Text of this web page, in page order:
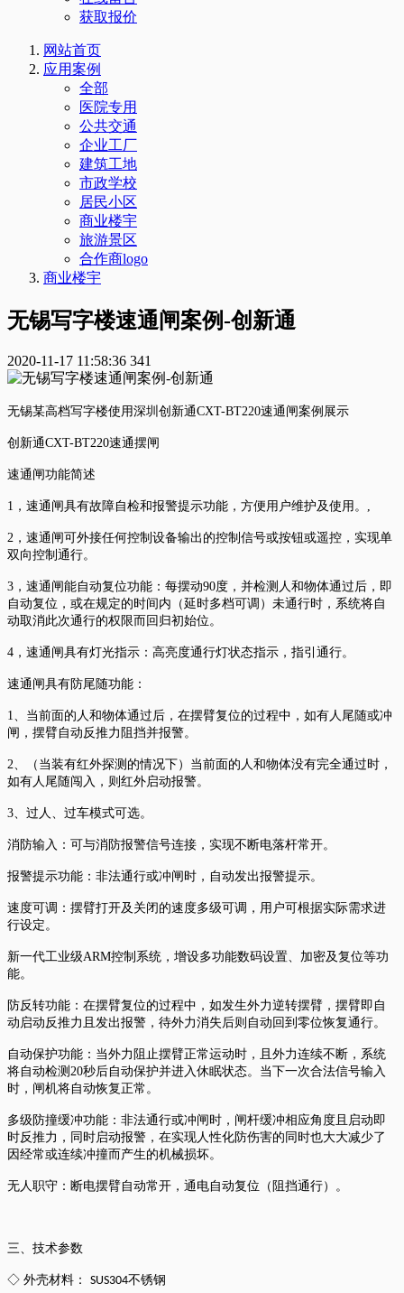
获取报价
网站首页
应用案例
全部
医院专用
公共交通
企业工厂
建筑工地
市政学校
居民小区
商业楼宇
旅游景区
合作商logo
商业楼宇
无锡写字楼速通闸案例-创新通
2020-11-17 11:58:36 341
无锡某高档写字楼使用深圳创新通CXT-BT220速通闸案例展示
创新通CXT-BT220速通摆闸
速通闸功能简述
1，速通闸具有故障自检和报警提示功能，方便用户维护及使用。,
2， 速通闸可外接任何控制设备输出的控制信号或按钮或遥控，实现单
双向控制通行。
3，速通闸能自动复位功能：每摆动90度，并检测人和物体通过后，即
自动复位，或在规定的时间内（延时多档可调）未通行时，系统将自
动取消此次通行的权限而回归初始位。
4， 速通闸具有灯光指示：高亮度通行灯状态指示，指引通行。
速通闸具有防尾随功能：
1
、当前面的人和物体通过后，在摆臂复位的过程中，如有人尾随或冲
闸，摆臂自动反推力阻挡并报警。
2 、（当装有红外探测的情况下）当前面的人和物体没有完全通过时，
如有人尾随闯入，则红外启动报警。
3 、过人、过车模式可选。
消防输入：可与消防报警信号连接，实现不断电落杆常开。
报警提示功能：非法通行或冲闸时，自动发出报警提示。
速度可调：摆臂打开及关闭的速度多级可调，用户可根据实际需求进
行设定。
新一代工业级ARM控制系统，增设多功能数码设置、加密及复位等功
能。
防反转功能：在摆臂复位的过程中，如发生外力逆转摆臂，摆臂即自
动启动反推力且发出报警，待外力消失后则自动回到零位恢复通行。
自动保护功能：当外力阻止摆臂正常运动时，且外力连续不断，系统
将自动检测 20秒后自动保护并进入休眠状态。当下一次合法信号输入
时，闸机将自动恢复正常。
多级防撞缓冲功能：非法通行或冲闸时，闸杆缓冲相应角度且启动即
时反推力，同时启动报警，在实现人性化防伤害的同时也大大减少了
因经常或连续冲撞而产生的机械损坏。
无人职守：断电摆臂自动常开，通电自动复位（阻挡通行）。
三、技术参数
◇ 外壳材料： SUS304不锈钢